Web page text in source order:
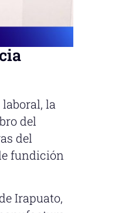
la
del
del
fundición
Irapuato,